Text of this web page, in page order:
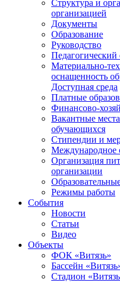
Структура и
организацией
Документы
Образование
Руководство
Педагогический
Материально-
оснащенность
Доступная среда
Платные
Финансово-
Вакантные
обучающихся
Стипендии и
Международное
Организация
организации
Режимы работы
События
Новости
Статьи
Видео
Объекты
ФОК «Витязь»
Бассейн
Стадион